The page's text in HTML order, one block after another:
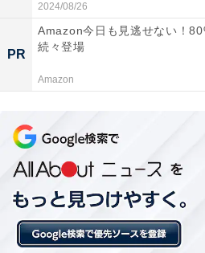
2024/08/26
PR
Amazon今日も見逃せない！
続々登場
Amazon